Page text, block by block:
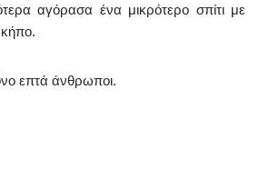
αγόρασα ένα μικρότερο σπίτι με
επτά άνθρωποι.